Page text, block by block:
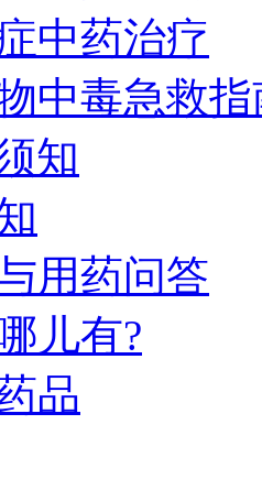
中药治疗
中毒急救指
知
用药问答
儿有?
品